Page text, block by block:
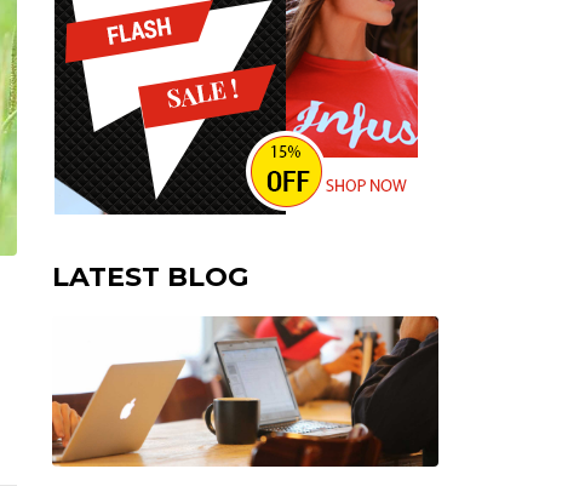
LATEST BLOG